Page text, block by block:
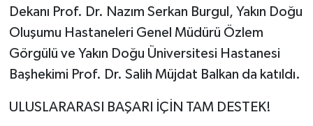
Dekanı Prof. Dr. Nazım Serkan Burgul, Yakın Doğu
Oluşumu Hastaneleri Genel Müdürü Özlem
Görgülü ve Yakın Doğu Üniversitesi Hastanesi
Başhekimi Prof. Dr. Salih Müjdat Balkan da katıldı.
ULUSLARARASI BAŞARI İÇİN TAM DESTEK!